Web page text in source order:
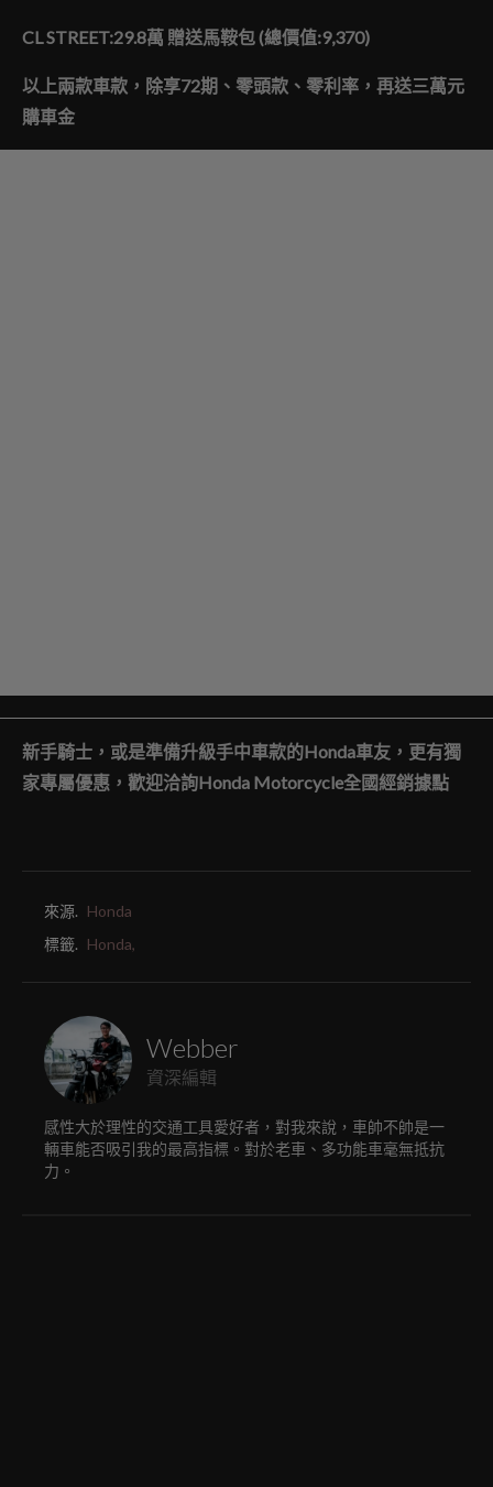
CL STREET:29.8萬 贈送馬鞍包(總價值:9,370)
以上兩款車款，除享72期、零頭款、零利率，再送三萬元
購車金
新手騎士，或是準備升級手中車款的Honda車友，更有獨
家專屬優惠，歡迎洽詢Honda Motorcycle全國經銷據點
來源. Honda
標籤. Honda,
Webber
資深編輯
感性大於理性的交通工具愛好者，對我來說，車帥不帥是一
輛車能否吸引我的最高指標。對於老車、多功能車毫無抵抗
力。